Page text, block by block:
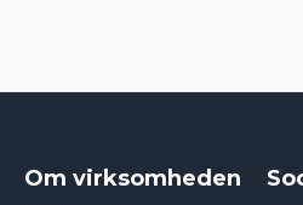
Om virksomheden